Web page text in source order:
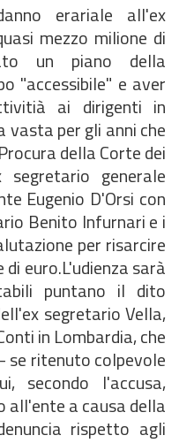
erariale all'ex
mezzo milione di
un piano della
"accessibile" e aver
ai dirigenti in
vasta per gli anni che
della Corte dei
generale
Eugenio D'Orsi con
Benito Infurnari e i
per risarcire
euro.L'udienza sarà
puntano il dito
segretario Vella,
in Lombardia, che
se ritenuto colpevole
secondo l'accusa,
all'ente a causa della
rispetto agli